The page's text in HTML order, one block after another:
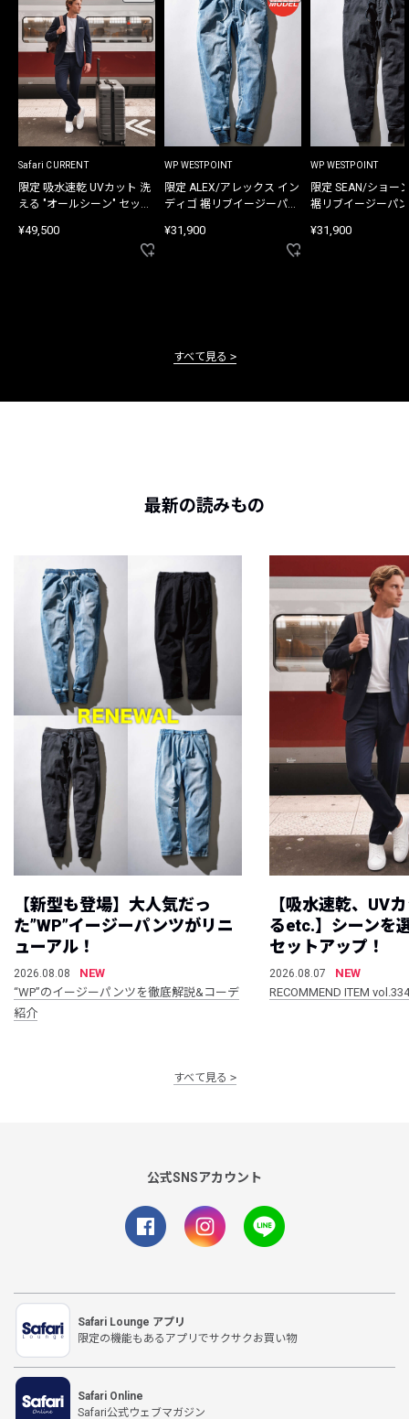
Safari CURRENT
限定 吸水速乾 UVカット 洗
える "オールシーン" セット
¥49,500
WP WESTPOINT
限定 ALEX/アレックス イン
ディゴ 裾リブイージーパン
¥31,900
WP WESTPOINT
限定 SEAN/ショー
裾リブイージーパ
¥31,900
すべて見る
最新の読みもの
【新型も登場】大人気だっ
た”WP”イージーパンツがリニ
ューアル！
2026.08.08
NEW
“WP”のイージーパンツを徹底解説&コーデ
紹介
【吸水速乾、UV
るetc.】シーンを
セットアップ！
2026.08.07
NEW
RECOMMEND ITEM vol.334
すべて見る
公式SNSアカウント
Safari Lounge アプリ
限定の機能もあるアプリでサクサクお買い物
Safari Online
Safari公式ウェブマガジン